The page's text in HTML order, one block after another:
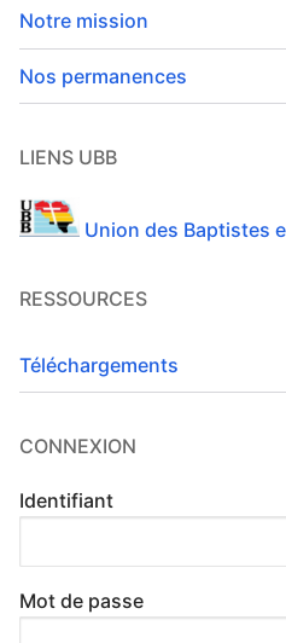
Notre mission
Nos permanences
LIENS UBB
Union des Baptistes
RESSOURCES
Téléchargements
CONNEXION
Identifiant
Mot de passe